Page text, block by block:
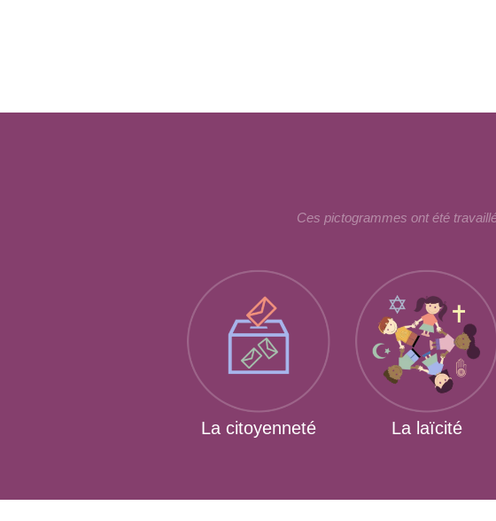
Ces pictogrammes ont été
La citoyenneté La laïcité